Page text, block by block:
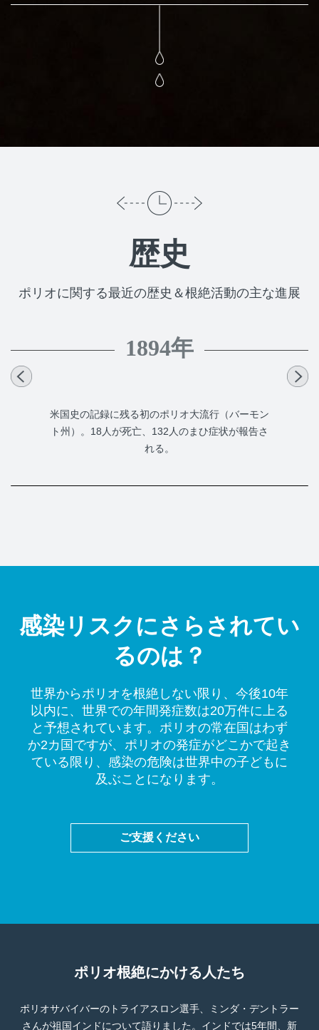
歴史
ポリオに関する最近の歴史＆根絶活動の主な進展
1894年
米国史の記録に残る初のポリオ大流行（バーモン
ト州）。18人が死亡、132人のまひ症状が報告さ
れる。
感染リスクにさらされてい
るのは？
世界からポリオを根絶しない限り、今後10年
以内に、世界での年間発症数は20万件に上る
と予想されています。ポリオの常在国はわず
か2カ国ですが、ポリオの発症がどこかで起き
ている限り、感染の危険は世界中の子どもに
及ぶことになります。
ご支援ください
ポリオ根絶にかける人たち
ポリオサバイバーのトライアスロン選手、ミンダ・デントラー
さんが祖国インドについて語りました。インドでは5年間、新